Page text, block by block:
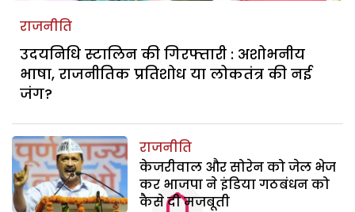
राजनीति
उदयनिधि स्टालिन की गिरफ्तारी : अशोभनीय
भाषा, राजनीतिक प्रतिशोध या लोकतंत्र की नई
जंग?
राजनीति
केजरीवाल और सोरेन को जेल भेज
कर भाजपा ने इंडिया गठबंधन को
कैसे दी मजबूती